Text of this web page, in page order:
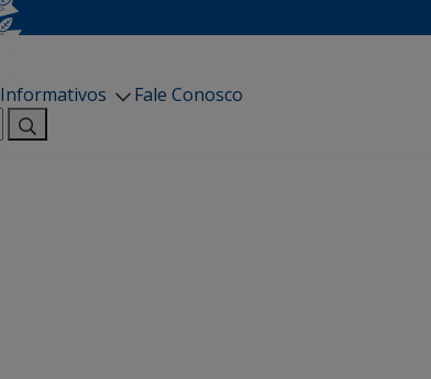
Informativos
Fale Conosco